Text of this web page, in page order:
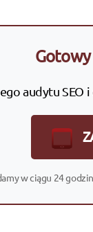
Gotowy
audytu
w ciągu 24